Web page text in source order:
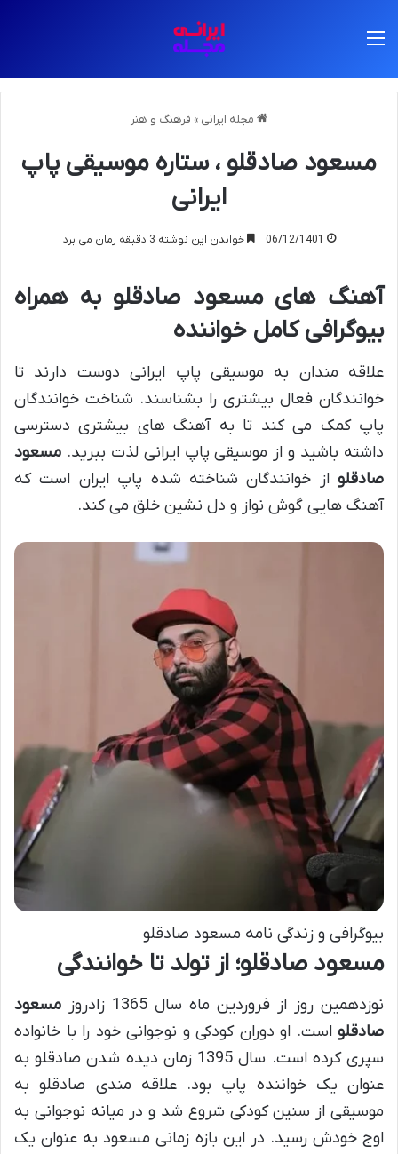
مجله ایرانی » فرهنگ و هنر
مسعود صادقلو ، ستاره موسیقی پاپ
ایرانی
06/12/1401 خواندن این نوشته 3 دقیقه زمان می برد
آهنگ های مسعود صادقلو به همراه
بیوگرافی کامل خواننده
علاقه مندان به موسیقی پاپ ایرانی دوست دارند تا
خوانندگان فعال بیشتری را بشناسند. شناخت خوانندگان
پاپ کمک می کند تا به آهنگ های بیشتری دسترسی
داشته باشید و از موسیقی پاپ ایرانی لذت ببرید. مسعود
صادقلو از خوانندگان شناخته شده پاپ ایران است که
آهنگ هایی گوش نواز و دل نشین خلق می کند.
بیوگرافی و زندگی نامه مسعود صادقلو
مسعود صادقلو؛ از تولد تا خوانندگی
نوزدهمین روز از فروردین ماه سال 1365 زادروز
مسعود
صادقلو است. او دوران کودکی و نوجوانی خود را با خانواده
سپری کرده است. سال 1395 زمان دیده شدن صادقلو به
عنوان یک خواننده پاپ بود. علاقه مندی صادقلو به
موسیقی از سنین کودکی شروع شد و در میانه نوجوانی به
اوج خودش رسید. در این بازه زمانی مسعود به عنوان یک